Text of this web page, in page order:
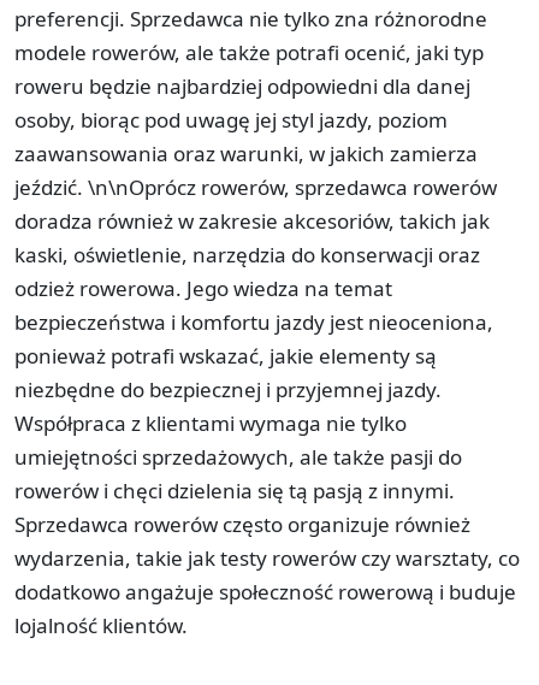
preferencji. Sprzedawca nie tylko zna różnorodne
modele rowerów, ale także potrafi ocenić, jaki typ
roweru będzie najbardziej odpowiedni dla danej
osoby, biorąc pod uwagę jej styl jazdy, poziom
zaawansowania oraz warunki, w jakich zamierza
jeździć. \n\nOprócz rowerów, sprzedawca rowerów
doradza również w zakresie akcesoriów, takich jak
kaski, oświetlenie, narzędzia do konserwacji oraz
odzież rowerowa. Jego wiedza na temat
bezpieczeństwa i komfortu jazdy jest nieoceniona,
ponieważ potrafi wskazać, jakie elementy są
niezbędne do bezpiecznej i przyjemnej jazdy.
Współpraca z klientami wymaga nie tylko
umiejętności sprzedażowych, ale także pasji do
rowerów i chęci dzielenia się tą pasją z innymi.
Sprzedawca rowerów często organizuje również
wydarzenia, takie jak testy rowerów czy warsztaty, co
dodatkowo angażuje społeczność rowerową i buduje
lojalność klientów.